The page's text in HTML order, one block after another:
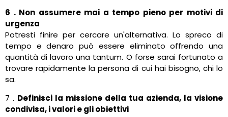
6 . Non assumere mai a tempo pieno per motivi di
urgenza
Potresti finire per cercare un'alternativa. Lo spreco di
tempo e denaro può essere eliminato offrendo una
quantità di lavoro una tantum. O forse sarai fortunato a
trovare rapidamente la persona di cui hai bisogno, chi lo
sa.
7 . Definisci la missione della tua azienda, la visione
condivisa, i valori e gli obiettivi